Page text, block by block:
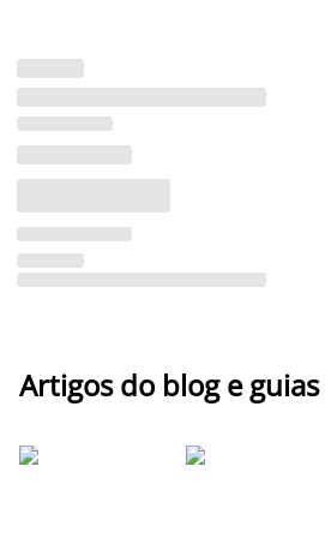
Artigos do blog e